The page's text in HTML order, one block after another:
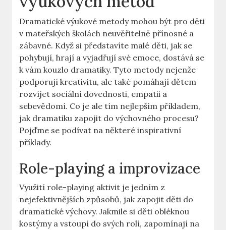
Dramatické výukové metody mohou být pro děti
v mateřských školách neuvěřitelně přínosné a
zábavné. Když si představíte malé děti, jak se
pohybují, hrají a vyjadřují své emoce, dostává se
k vám kouzlo dramatiky. Tyto metody nejenže
podporují kreativitu, ale také pomáhají dětem
rozvíjet sociální dovednosti, empatii a
sebevědomí. Co je ale tím nejlepším příkladem,
jak dramatiku zapojit do výchovného procesu?
Pojďme se podívat na některé inspirativní
příklady.
Role-playing a improvizace
Využití role-playing aktivit je jedním z
nejefektivnějších způsobů, jak zapojit děti do
dramatické výchovy. Jakmile si děti obléknou
kostýmy a vstoupí do svých rolí, zapomínají na